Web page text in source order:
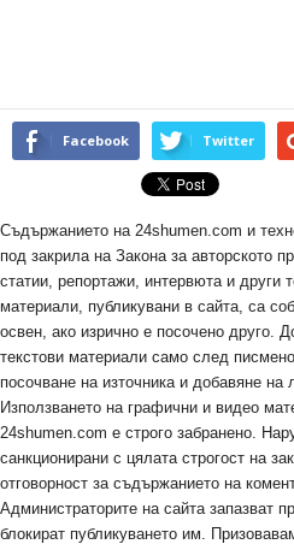
Facebook Twitter
Съдържанието на 24shumen.com и
под закрила на Закона за авторското
статии, репортажи, интервюта и други
материали, публикувани в сайта, са
освен, ако изрично е посочено друго.
текстови материали само след
посочване на източника и добавяне
Използването на графични и видео
24shumen.com е строго забранено.
санкционирани с цялата строгост на
отговорност за съдържанието на
Администраторите на сайта запазват
блокират публикуването им.